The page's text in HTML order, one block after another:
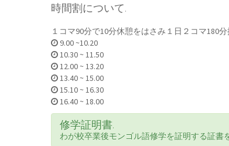
時間割について.
１コマ90分で10分休憩をはさみ１日２コマ
9.00 ~10.20
10.30 ~ 11.50
12.00 ~ 13.20
13.40 ~ 15.00
15.10 ~ 16.30
16.40 ~ 18.00
修学証明書.
わが校卒業後モンゴル語修学を証明する証書